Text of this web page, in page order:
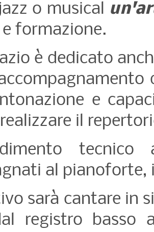
o musical
formazione.
è dedicato
e
il
al pianoforte,
sarà cantare in
registro basso